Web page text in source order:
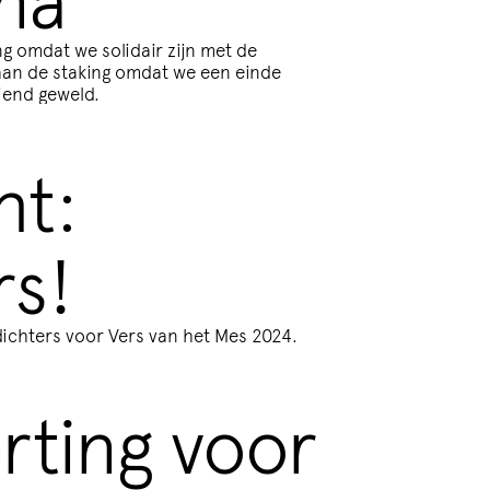
omdat we solidair zijn met de
de staking omdat we een einde
geweld.
voor Vers van het Mes 2024.
voor